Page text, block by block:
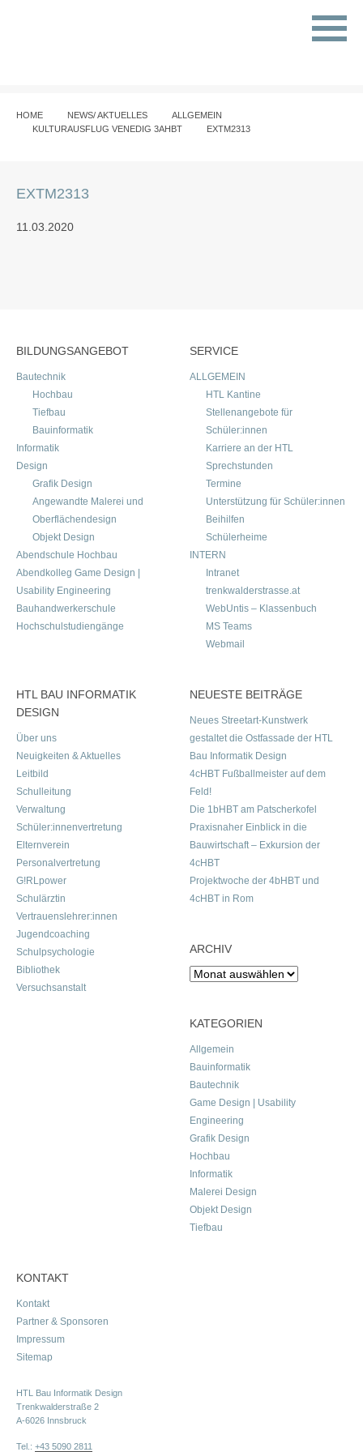
HOME NEWS/ AKTUELLES
ALLGEMEIN
KULTURAUSFLUG VENEDIG 3AHBT
EXTM2313
EXTM2313
11.03.2020
BILDUNGSANGEBOT
Bautechnik
Hochbau
Tiefbau
Bauinformatik
Informatik
Design
Grafik Design
Angewandte Malerei und
Oberflächendesign
Objekt Design
Abendschule Hochbau
Abendkolleg Game Design |
Usability Engineering
Bauhandwerkerschule
Hochschulstudiengänge
SERVICE
ALLGEMEIN
HTL Kantine
Stellenangebote für
Schüler:innen
Karriere an der HTL
Sprechstunden
Termine
Unterstützung für Schüler:innen
Beihilfen
Schülerheime
INTERN
Intranet
trenkwalderstrasse.at
WebUntis – Klassenbuch
MS Teams
Webmail
HTL BAU INFORMATIK
DESIGN
Über uns
Neuigkeiten & Aktuelles
Leitbild
Schulleitung
Verwaltung
Schüler:innenvertretung
Elternverein
Personalvertretung
G!RLpower
Schulärztin
Vertrauenslehrer:innen
Jugendcoaching
Schulpsychologie
Bibliothek
Versuchsanstalt
NEUESTE BEITRÄGE
Neues Streetart-Kunstwerk
gestaltet die Ostfassade der HTL
Bau Informatik Design
4cHBT Fußballmeister auf dem
Feld!
Die 1bHBT am Patscherkofel
Praxisnaher Einblick in die
Bauwirtschaft – Exkursion der
4cHBT
Projektwoche der 4bHBT und
4cHBT in Rom
ARCHIV
Archiv
KATEGORIEN
Allgemein
Bauinformatik
Bautechnik
Game Design | Usability
Engineering
Grafik Design
Hochbau
Informatik
Malerei Design
Objekt Design
Tiefbau
KONTAKT
Kontakt
Partner & Sponsoren
Impressum
Sitemap
HTL Bau Informatik Design
Trenkwalderstraße 2
A-6026 Innsbruck
Tel.: +43 5090 2811